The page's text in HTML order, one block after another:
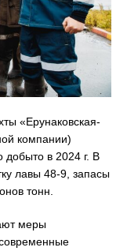
«Ерунаковская-
компании)
добыто в 2024 г. В
лавы 48-9, запасы
тонн.
меры